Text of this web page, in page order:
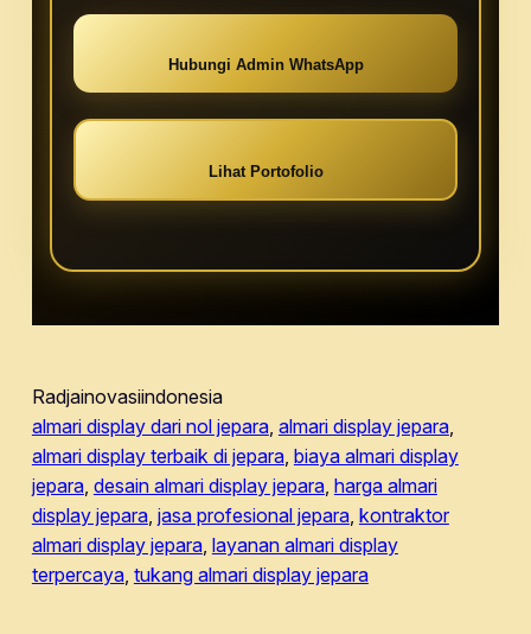
Hubungi Admin WhatsApp
Lihat Portofolio
Radjainovasiindonesia
almari display dari nol jepara, almari display jepara
almari display terbaik di jepara, biaya almari display
jepara, desain almari display jepara, harga almari
display jepara, jasa profesional jepara, kontraktor
almari display jepara, layanan almari display
terpercaya, tukang almari display jepara